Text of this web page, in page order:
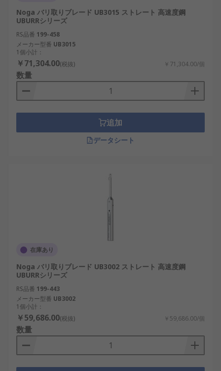
Noga バリ取りブレード UB3015 ストレート 高速度鋼
UBURRシリーズ
RS品番 199-458
メーカー型番 UB3015
1個小計：
￥71,304.00(税抜) ￥71,304.00/個
数量
追加
データシート
在庫あり
Noga バリ取りブレード UB3002 ストレート 高速度鋼
UBURRシリーズ
RS品番 199-443
メーカー型番 UB3002
1個小計：
￥59,686.00(税抜) ￥59,686.00/個
数量